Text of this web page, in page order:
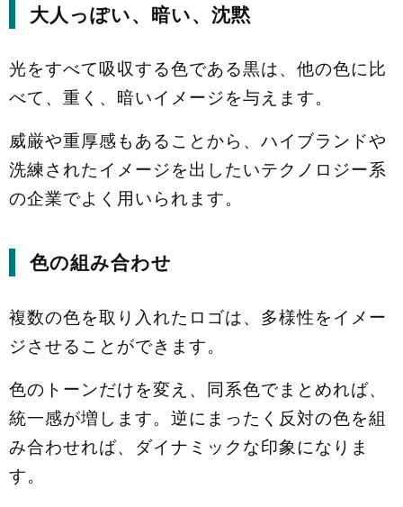
大人っぽい、暗い、沈黙
光をすべて吸収する色である黒は、他の色に比
べて、重く、暗いイメージを与えます。
威厳や重厚感もあることから、ハイブランドや
洗練されたイメージを出したいテクノロジー系
の企業でよく用いられます。
色の組み合わせ
複数の色を取り入れたロゴは、多様性をイメー
ジさせることができます。
色のトーンだけを変え、同系色でまとめれば、
統一感が増します。逆にまったく反対の色を組
み合わせれば、ダイナミックな印象になりま
す。